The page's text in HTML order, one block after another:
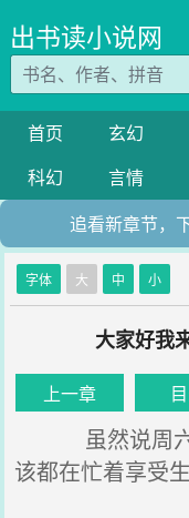
出书读小说网
首页 玄幻
科幻
言情
追看新章节，
字体 大 中 小
大家好我
上一章
虽然说周六
该都在忙着享受